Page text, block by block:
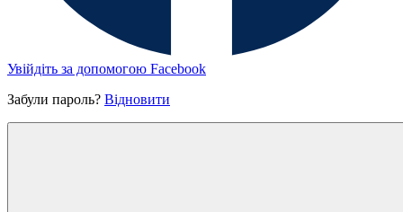
Увійдіть за допомогою Facebook
Забули пароль? Відновити